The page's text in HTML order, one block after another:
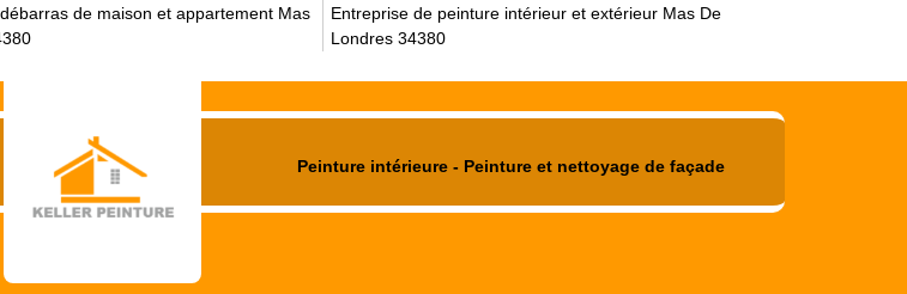
de maison et appartement Mas
Entreprise de peinture intérieur et extérieur Mas De
Londres 34380
Peinture intérieure - Peinture et nettoyage de façade